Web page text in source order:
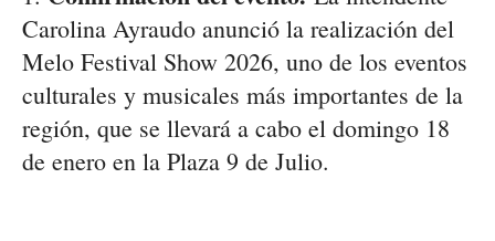
Carolina Ayraudo anunció la realización del
Melo Festival Show 2026, uno de los eventos
culturales y musicales más importantes de la
región, que se llevará a cabo el domingo 18
de enero en la Plaza 9 de Julio.